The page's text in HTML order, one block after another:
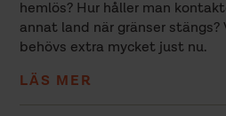
hemlös? Hur håller man
annat land när gränser stängs?
behövs extra mycket just nu.
LÄS MER